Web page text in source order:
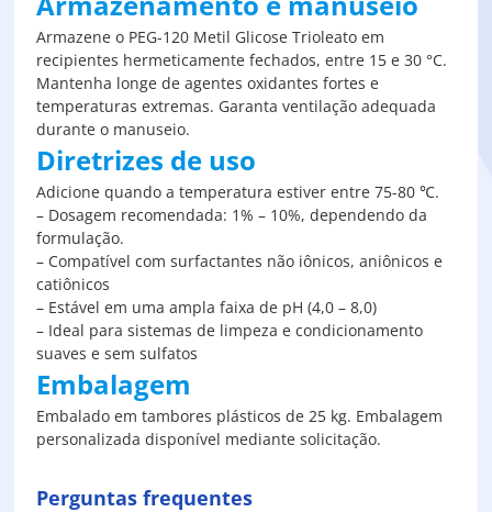
Armazene o PEG-120 Metil Glicose Trioleato em
recipientes hermeticamente fechados, entre 15 e 30 °C.
Mantenha longe de agentes oxidantes fortes e
temperaturas extremas. Garanta ventilação adequada
durante o manuseio.
Diretrizes de uso
Adicione quando a temperatura estiver entre 75-80 ℃.
– Dosagem recomendada: 1% – 10%, dependendo da
formulação.
– Compatível com surfactantes não iônicos, aniônicos e
catiônicos
– Estável em uma ampla faixa de pH (4,0 – 8,0)
– Ideal para sistemas de limpeza e condicionamento
suaves e sem sulfatos
Embalagem
Embalado em tambores plásticos de 25 kg. Embalagem
personalizada disponível mediante solicitação.
Perguntas frequentes